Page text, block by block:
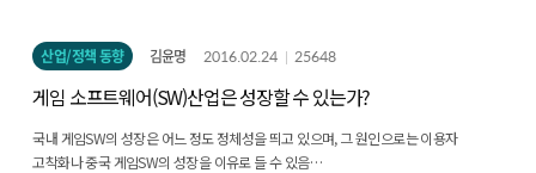
산업/정책 동향 김윤명 2016.02.24 25648
게임 소프트웨어(SW)산업은 성장할 수 있는가?
국내 게임SW의 성장은 어느 정도 정체성을 띄고 있으며, 그 원인으로는 이용자
고착화나 중국 게임SW의 성장을 이유로 들 수 있음